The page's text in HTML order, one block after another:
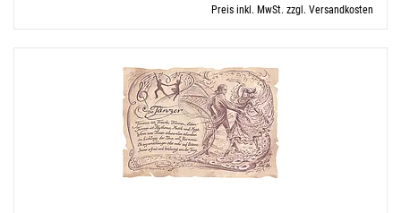
Preis inkl. MwSt. zzgl. Versandkosten